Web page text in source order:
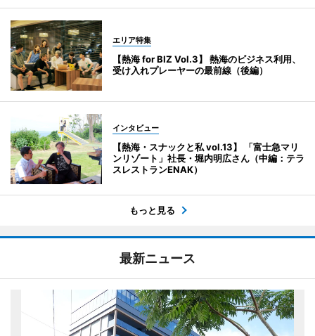
エリア特集
【熱海 for BIZ Vol.3】 熱海のビジネス利用、
受け入れプレーヤーの最前線（後編）
インタビュー
【熱海・スナックと私 vol.13】 「富士急マリ
ンリゾート」社長・堀内明広さん（中編：テラ
スレストランENAK）
もっと見る
最新ニュース